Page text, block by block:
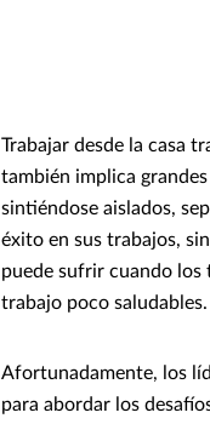
Trabajar desde la casa
también implica
sintiéndose aislados,
éxito en sus trabajos,
puede sufrir cuando los
trabajo poco saludables.
Afortunadamente, los
para abordar los